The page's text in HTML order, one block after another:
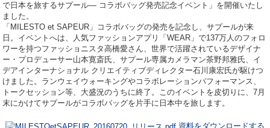
で日本を旅するサプール― コラボバッグ発売記念イベント」を開催いたし
ました。
「MILESTO et SAPEUR」コラボバッグの発売を記念し、サプールが来
日。イベントへは、人気ファッションアプリ「WEAR」で137万人のフォロ
ワーを持つファッショニスタ高橋愛さん、世界で活躍されているデザイナ
ー・プロデューサー山本寛斎氏、サプール専属カメラマン茶野邦雅氏、イ
デアインターナショナル クリエイティブディレクター石川康宏氏が駆けつ
けました。ランウェイウォーキングやコラボレーションパフォーマンス、
トークセッション等、大盛況のうちに終了。このイベントを皮切りに、7月
末にかけてサプールがコラボバッグを片手に日本中を旅します。
資料をダウンロードする